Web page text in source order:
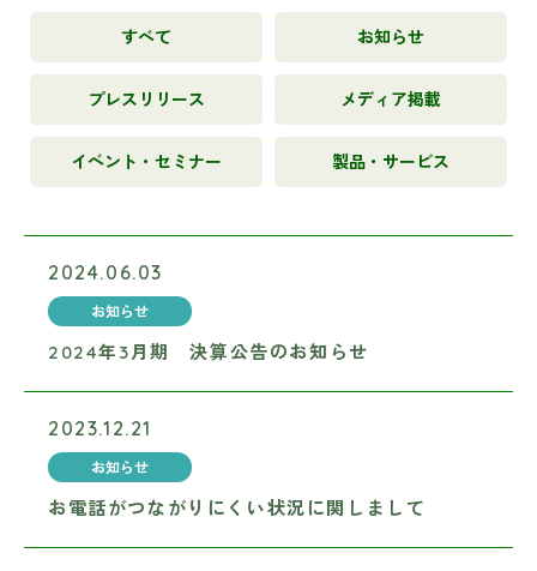
すべて お知らせ
プレスリリース メディア掲載
イベント・セミナー 製品・サービス
2024.06.03
お知らせ
2024年3月期 決算公告のお知らせ
2023.12.21
お知らせ
お電話がつながりにくい状況に関しまして